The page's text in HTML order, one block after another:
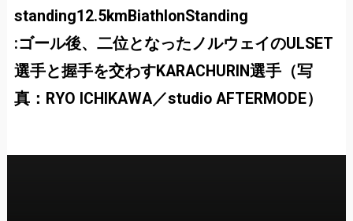
standing12.5kmBiathlonStanding
:ゴール後、二位となったノルウェイのULSET
選手と握手を交わすKARACHURIN選手（写
真：RYO ICHIKAWA／studio AFTERMODE）